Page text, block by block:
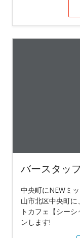
バースタッ
中央町にNEWミ
山市北区中央町
トカフェ【シー
ンします!